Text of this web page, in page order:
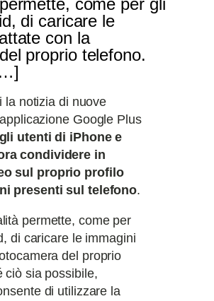
come per gli
di caricare le
con la
proprio telefono.
la notizia di nuove
Google Plus
gli utenti di iPhone e
condividere in
sul proprio profilo
presenti sul telefono.
permette, come per
di caricare le immagini
del proprio
ciò sia possibile,
di utilizzare la